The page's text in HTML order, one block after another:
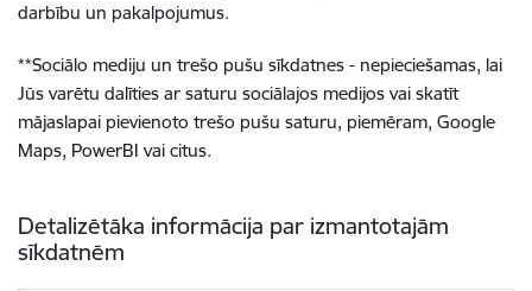
darbību un pakalpojumus.
**Sociālo mediju un trešo pušu sīkdatnes - nepieciešamas, lai
Jūs varētu dalīties ar saturu sociālajos medijos vai skatīt
mājaslapai pievienoto trešo pušu saturu, piemēram, Google
Maps, PowerBI vai citus.
Detalizētāka informācija par izmantotajām
sīkdatnēm